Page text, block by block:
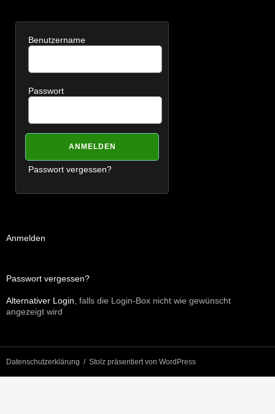
Benutzername
Passwort
Passwort vergessen?
Anmelden
Passwort vergessen?
Alternativer Login , falls die Login-Box nicht wie gewünscht
angezeigt wird
Datenschutzerklärung Stolz präsentiert von WordPress